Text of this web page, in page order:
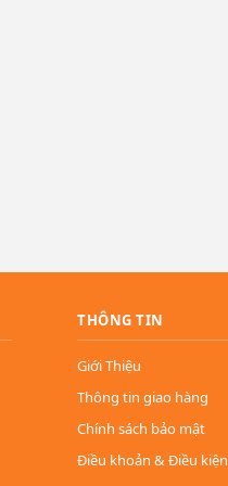
THÔNG TIN
Giới Thiệu
Thông tin giao hàng
Chính sách bảo mật
Điều khoản & Điều kiện